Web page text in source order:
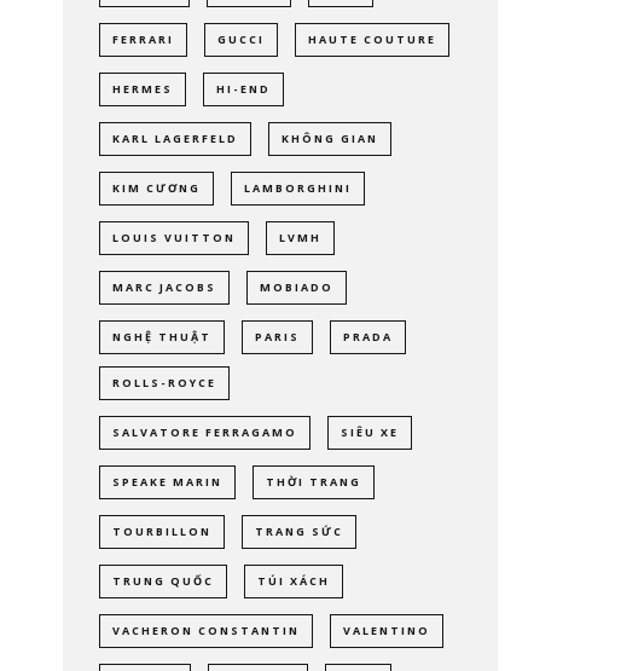
FERRARI GUCCI HAUTE COUTURE
HERMES HI-END
KARL LAGERFELD KHÔNG GIAN
KIM CƯƠNG LAMBORGHINI
LOUIS VUITTON LVMH
MARC JACOBS MOBIADO
NGHỆ THUẬT PARIS PRADA
ROLLS-ROYCE
SALVATORE FERRAGAMO SIÊU XE
SPEAKE MARIN THỜI TRANG
TOURBILLON TRANG SỨC
TRUNG QUỐC TÚI XÁCH
VACHERON CONSTANTIN VALENTINO